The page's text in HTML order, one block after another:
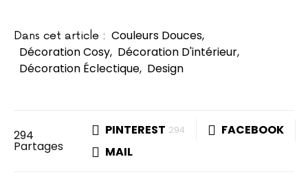
Dans cet article : Couleurs Douces,
Décoration Cosy, Décoration D'intérieur,
Décoration Éclectique, Design
294
Partages
PINTEREST 294
FACEBOOK
MAIL